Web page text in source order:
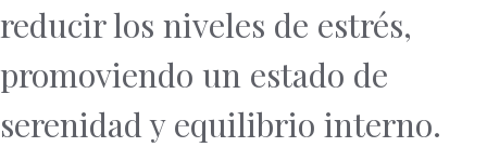
reducir los niveles de estrés,
promoviendo un estado de
serenidad y equilibrio interno.